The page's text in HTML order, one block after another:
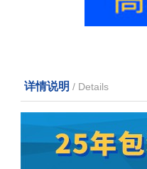
详情说明 / Details